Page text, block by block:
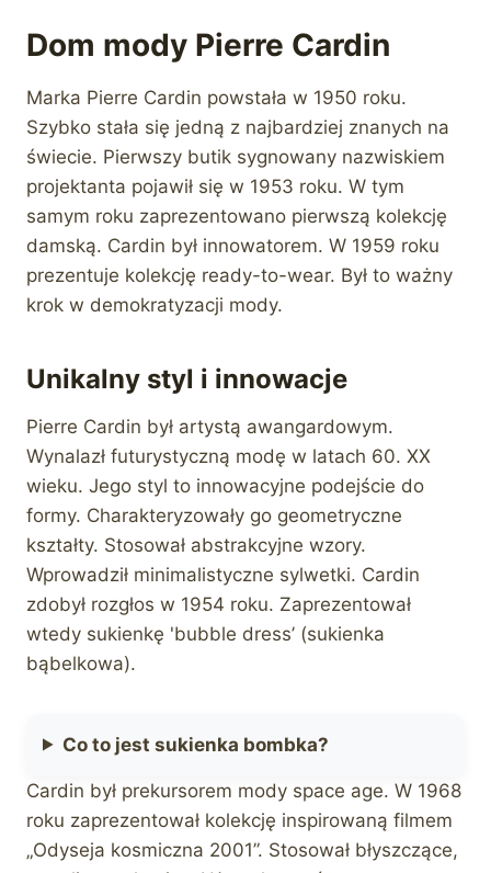
Dom mody Pierre Cardin
Marka Pierre Cardin powstała w 1950 roku.
Szybko stała się jedną z najbardziej znanych na
świecie. Pierwszy butik sygnowany nazwiskiem
projektanta pojawił się w 1953 roku. W tym
samym roku zaprezentowano pierwszą kolekcję
damską. Cardin był innowatorem. W 1959 roku
prezentuje kolekcję ready-to-wear. Był to ważny
krok w demokratyzacji mody.
Unikalny styl i innowacje
Pierre Cardin był artystą awangardowym.
Wynalazł futurystyczną modę w latach 60. XX
wieku. Jego styl to innowacyjne podejście do
formy. Charakteryzowały go geometryczne
kształty. Stosował abstrakcyjne wzory.
Wprowadził minimalistyczne sylwetki. Cardin
zdobył rozgłos w 1954 roku. Zaprezentował
wtedy sukienkę 'bubble dress’ (sukienka
bąbelkowa).
Co to jest sukienka bombka?
Cardin był prekursorem mody space age. W 1968
roku zaprezentował kolekcję inspirowaną filmem
„Odyseja kosmiczna 2001”. Stosował błyszczące,